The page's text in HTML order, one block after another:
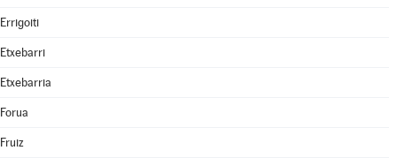
Errigoiti
Etxebarri
Etxebarria
Forua
Fruiz